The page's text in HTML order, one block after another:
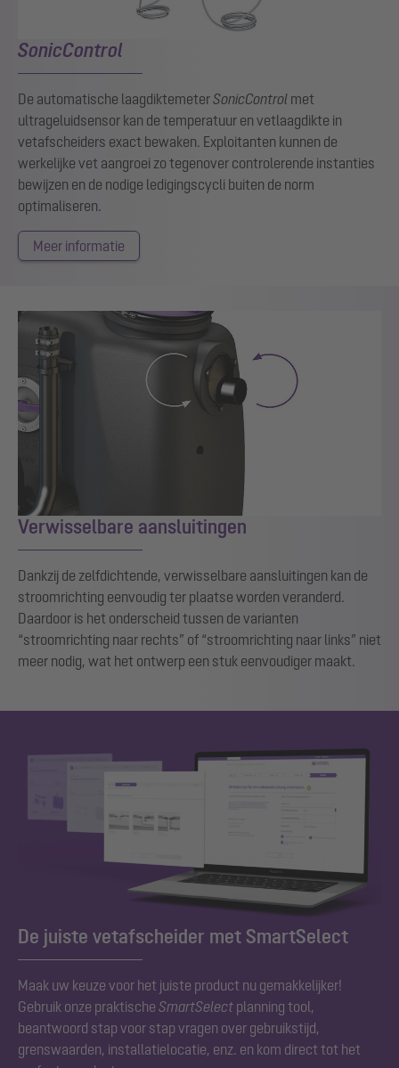
SonicControl
De automatische laagdiktemeterSonicControl met
ultrageluidsensor kan de temperatuur en vetlaagdikte in
vetafscheiders exact bewaken. Exploitanten kunnen de
werkelijke vet aangroei zo tegenover controlerende instanties
bewijzen en de nodige ledigingscycli buiten de norm
optimaliseren.
Meer informatie
Verwisselbare aansluitingen
Dankzij de zelfdichtende, verwisselbare aansluitingen kan de
stroomrichting eenvoudig ter plaatse worden veranderd.
Daardoor is het onderscheid tussen de varianten
“stroomrichting naar rechts” of “stroomrichting naar links” niet
meer nodig, wat het ontwerp een stuk eenvoudiger maakt.
De juiste vetafscheider met SmartSelect
Maak uw keuze voor het juiste product nu gemakkelijker!
Gebruik onze praktische SmartSelect planning tool,
beantwoord stap voor stap vragen over gebruikstijd,
grenswaarden, installatielocatie, enz. en kom direct tot het